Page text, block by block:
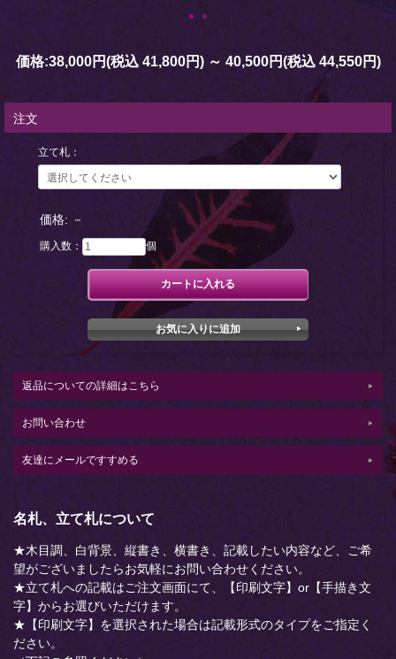
価格:38,000円(税込 41,800円) ～ 40,500円(税込 44,550円)
注文
立て札：
価格: －
購入数： 個
返品についての詳細はこちら
お問い合わせ
友達にメールですすめる
名札、立て札について
★木目調、白背景、縦書き、横書き、記載したい内容など、ご希
望がございましたらお気軽にお問い合わせください。
★立て札への記載はご注文画面にて、【印刷文字】or【手描き文
字】からお選びいただけます。
★【印刷文字】を選択された場合は記載形式のタイプをご指定く
ださい。